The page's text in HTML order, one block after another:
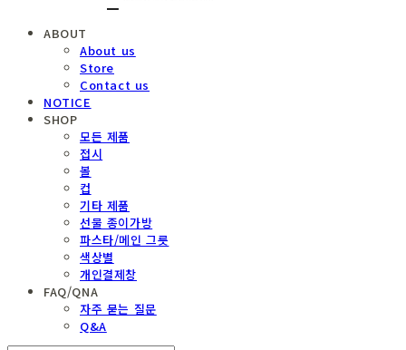
ABOUT
About us
Store
Contact us
NOTICE
SHOP
모든 제품
접시
볼
컵
기타 제품
선물 종이가방
파스타/메인 그릇
색상별
개인결제창
FAQ/QNA
자주 묻는 질문
Q&A